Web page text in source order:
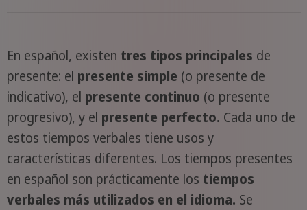
En español, existen tres tipos principales de
presente: el presente simple (o presente de
indicativo), el presente continuo (o presente
progresivo), y el presente perfecto. Cada uno de
estos tiempos verbales tiene usos y
características diferentes. Los tiempos presentes
en español son prácticamente los tiempos
verbales más utilizados en el idioma. Se